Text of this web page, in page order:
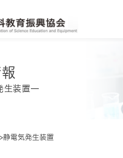
Seminar/Event
生装置
静電気発生装置